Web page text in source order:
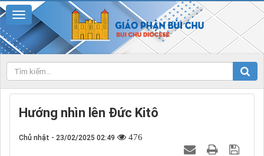
Hướng nhìn lên Đức Kitô
Chủ nhật - 23/02/2025 02:49 476